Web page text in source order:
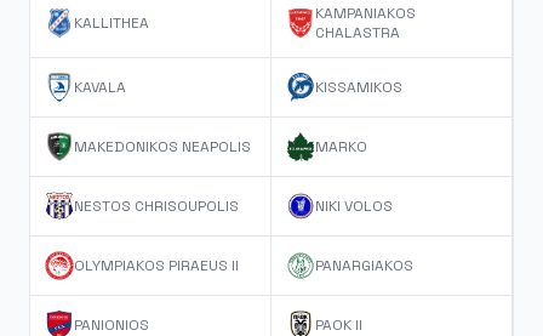
KALLITHEA
KAMPANIAKOS
CHALASTRA
KAVALA KISSAMIKOS
MAKEDONIKOS NEAPOLIS MARKO
NESTOS CHRISOUPOLIS NIKI VOLOS
OLYMPIAKOS PIRAEUS II PANARGIAKOS
PANIONIOS PAOK II